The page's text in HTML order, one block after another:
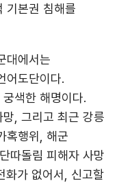
기본권 침해를
대에서는
어도단이다.
색한 해명이다.
, 그리고 최근 강릉
혹행위, 해군
따돌림 피해자 사망
화가 없어서, 신고할